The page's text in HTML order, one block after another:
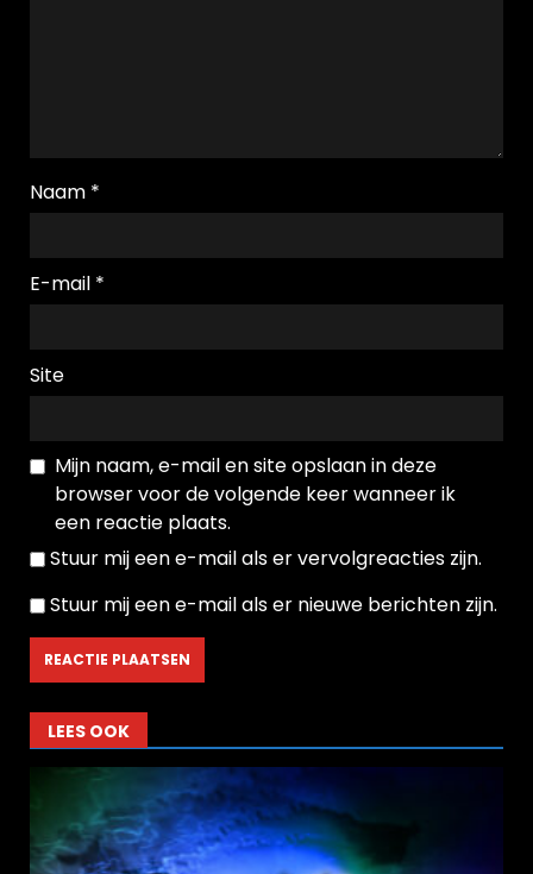
Naam *
E-mail *
Site
Mijn naam, e-mail en site opslaan in deze
browser voor de volgende keer wanneer ik
een reactie plaats.
Stuur mij een e-mail als er vervolgreacties zijn.
Stuur mij een e-mail als er nieuwe berichten zijn.
LEES OOK